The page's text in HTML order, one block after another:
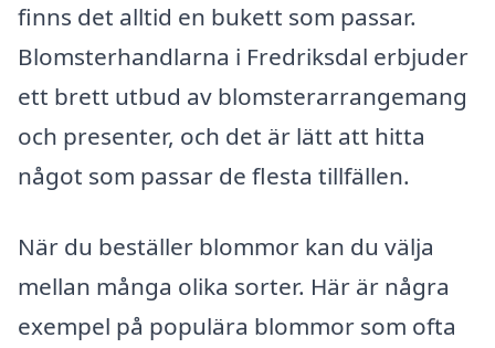
finns det alltid en bukett som passar.
Blomsterhandlarna i Fredriksdal erbjuder
ett brett utbud av blomsterarrangemang
och presenter, och det är lätt att hitta
något som passar de flesta tillfällen.
När du beställer blommor kan du välja
mellan många olika sorter. Här är några
exempel på populära blommor som ofta